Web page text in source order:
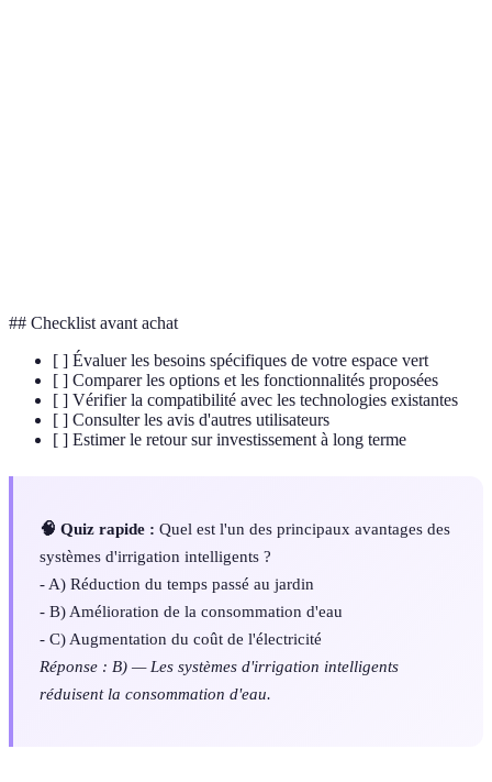
## Checklist avant achat
[ ] Évaluer les besoins spécifiques de votre espace vert
[ ] Comparer les options et les fonctionnalités proposées
[ ] Vérifier la compatibilité avec les technologies existantes
[ ] Consulter les avis d'autres utilisateurs
[ ] Estimer le retour sur investissement à long terme
🧠 Quiz rapide : Quel est l'un des principaux avantages des
systèmes d'irrigation intelligents ?
- A) Réduction du temps passé au jardin
- B) Amélioration de la consommation d'eau
- C) Augmentation du coût de l'électricité
Réponse : B) — Les systèmes d'irrigation intelligents
réduisent la consommation d'eau.